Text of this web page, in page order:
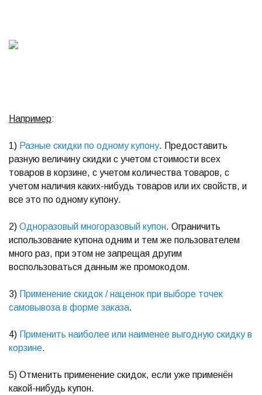
Например:
1) Разные скидки по одному купону. Предоставить
разную величину скидки с учетом стоимости всех
товаров в корзине, с учетом количества товаров, с
учетом наличия каких-нибудь товаров или их свойств, и
все это по одному купону.
2) Одноразовый многоразовый купон. Ограничить
использование купона одним и тем же пользователем
много раз, при этом не запрещая другим
воспользоваться данным же промокодом.
3) Применение скидок / наценок при выборе точек
самовывоза в форме заказа.
4) Применить наиболее или наименее выгодную скидку в
корзине.
5) Отменить применение скидок, если уже применён
какой-нибудь купон.